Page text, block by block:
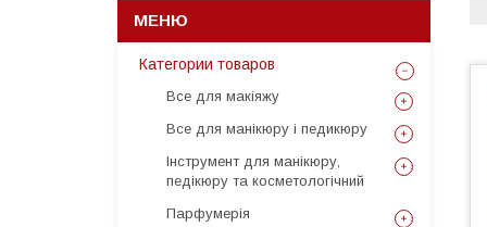
Категории товаров
Все для макіяжу
Все для манікюру і педикюру
Інструмент для манікюру,
педікюру та косметологічний
Парфумерія